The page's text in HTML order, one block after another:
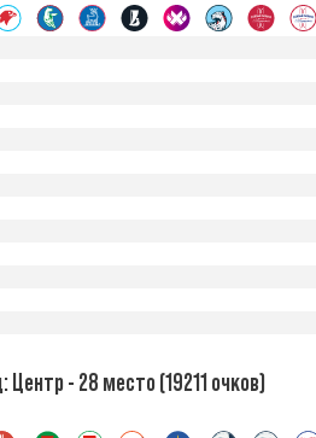
- 28 место (19211 очков)